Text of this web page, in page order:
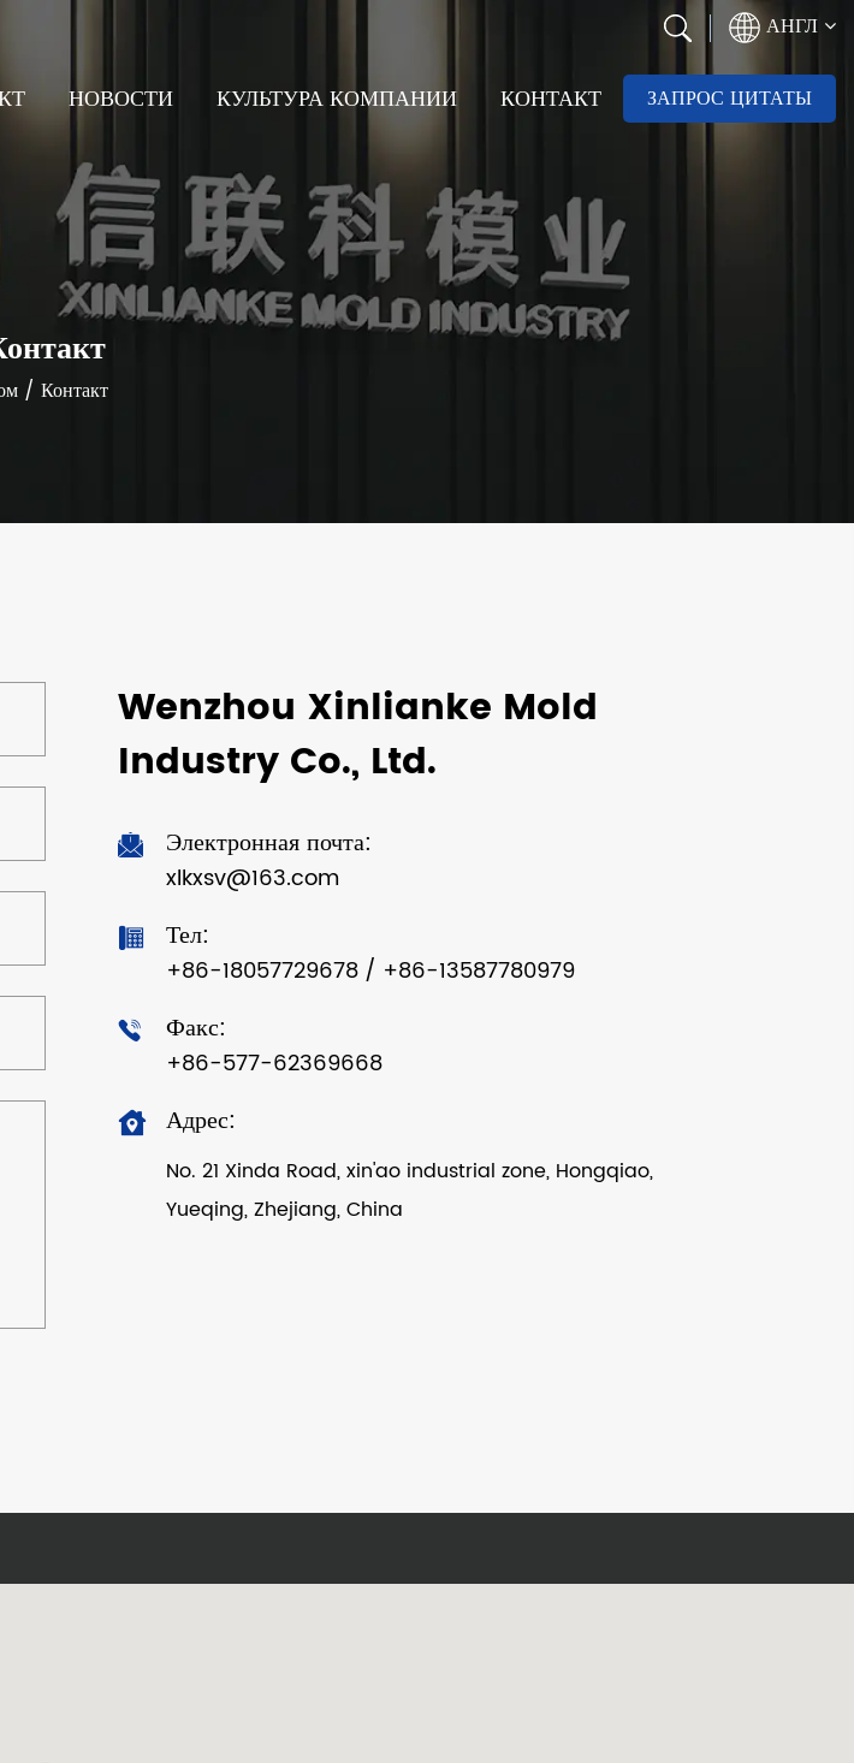
АНГЛ
НОВОСТИ КУЛЬТУРА КОМПАНИИ КОНТАКТ ЗАПРОС ЦИТАТЫ
/ Контакт
Wenzhou Xinlianke Mold
Industry Co., Ltd.
Электронная почта:
xlkxsv@163.com
Тел:
+86-18057729678 / +86-13587780979
Факс:
+86-577-62369668
Адрес:
No. 21 Xinda Road, xin'ao industrial zone, Hongqiao,
Yueqing, Zhejiang, China